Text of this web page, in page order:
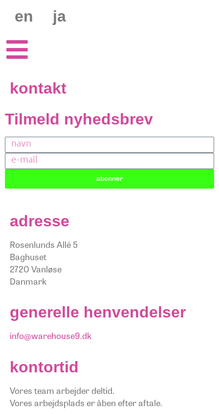
en ja
kontakt
Tilmeld nyhedsbrev
abonner
adresse
Rosenlunds Allé 5
Baghuset
2720 Vanløse
Danmark
generelle henvendelser
info@warehouse9.dk
kontortid
Vores team arbejder deltid.
Vores arbejdsplads er åben efter aftale.